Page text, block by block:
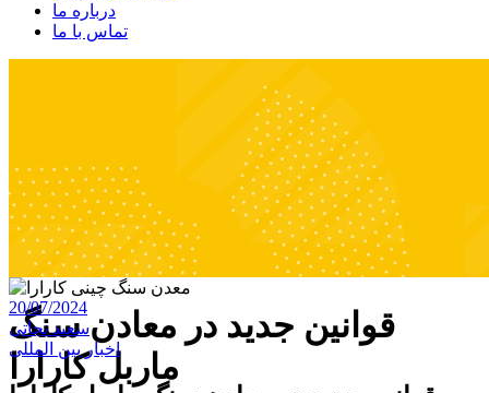
درباره ما
تماس با ما
قوانین جدید در معادن سنگ
ماربل کارارا
20/07/2024
سعید نجاتی
اخبار بین المللی